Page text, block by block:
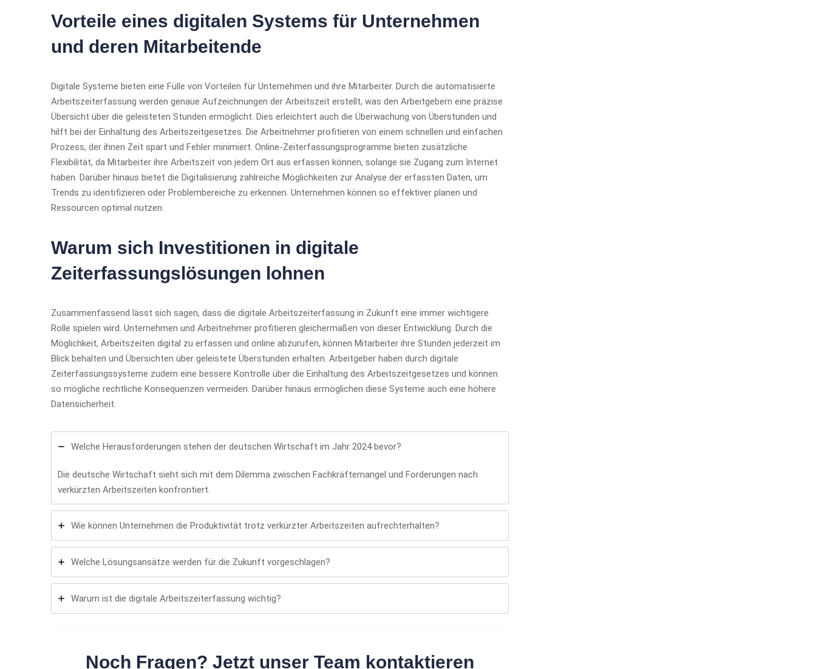
Vorteile eines digitalen Systems für Unternehmen
und deren Mitarbeitende
Digitale Systeme bieten eine Fülle von Vorteilen für Unternehmen und ihre Mitarbeiter. Durch die automatisierte
Arbeitszeiterfassung werden genaue Aufzeichnungen der Arbeitszeit erstellt, was den Arbeitgebern eine präzise
Übersicht über die geleisteten Stunden ermöglicht. Dies erleichtert auch die Überwachung von Überstunden und
hilft bei der Einhaltung des Arbeitszeitgesetzes. Die Arbeitnehmer profitieren von einem schnellen und einfachen
Prozess, der ihnen Zeit spart und Fehler minimiert. Online-Zeiterfassungsprogramme bieten zusätzliche
Flexibilität, da Mitarbeiter ihre Arbeitszeit von jedem Ort aus erfassen können, solange sie Zugang zum Internet
haben. Darüber hinaus bietet die Digitalisierung zahlreiche Möglichkeiten zur Analyse der erfassten Daten, um
Trends zu identifizieren oder Problembereiche zu erkennen. Unternehmen können so effektiver planen und
Ressourcen optimal nutzen.
Warum sich Investitionen in digitale
Zeiterfassungslösungen lohnen
Zusammenfassend lässt sich sagen, dass die digitale Arbeitszeiterfassung in Zukunft eine immer wichtigere
Rolle spielen wird. Unternehmen und Arbeitnehmer profitieren gleichermaßen von dieser Entwicklung. Durch die
Möglichkeit, Arbeitszeiten digital zu erfassen und online abzurufen, können Mitarbeiter ihre Stunden jederzeit im
Blick behalten und Übersichten über geleistete Überstunden erhalten. Arbeitgeber haben durch digitale
Zeiterfassungssysteme zudem eine bessere Kontrolle über die Einhaltung des Arbeitszeitgesetzes und können
so mögliche rechtliche Konsequenzen vermeiden. Darüber hinaus ermöglichen diese Systeme auch eine höhere
Datensicherheit.
Welche Herausforderungen stehen der deutschen Wirtschaft im Jahr 2024 bevor?
Die deutsche Wirtschaft sieht sich mit dem Dilemma zwischen Fachkräftemangel und Forderungen nach
verkürzten Arbeitszeiten konfrontiert.
Wie können Unternehmen die Produktivität trotz verkürzter Arbeitszeiten aufrechterhalten?
Welche Lösungsansätze werden für die Zukunft vorgeschlagen?
Warum ist die digitale Arbeitszeiterfassung wichtig?
Noch Fragen? Jetzt unser Team kontaktieren